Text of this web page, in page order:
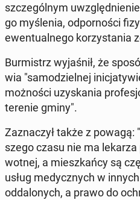
szcze­gól­nym
go my­śle­nia, od­por­no­ści
ewen­tu­al­ne­go ko­rzy­sta­nia
Bur­mistrz wy­ja­śnił, że
wia "sa­mo­dziel­nej
moż­no­ści uzy­ska­nia
terenie gminy".
Za­zna­czył także z
sze­go czasu nie ma
wot­nej, a miesz­kań­cy są
usług me­dycz­nych w
od­da­lo­nych, a prawo do